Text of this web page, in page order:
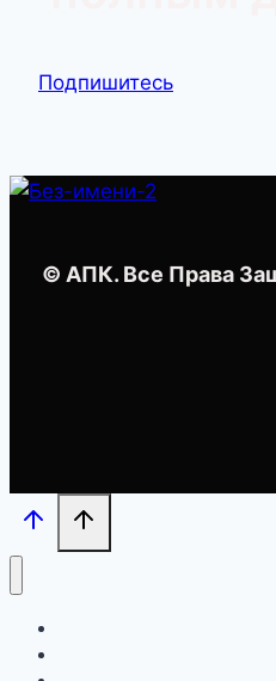
Подпишитесь
© АПК. Все Права